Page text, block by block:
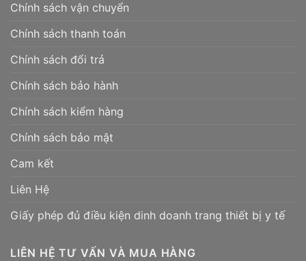
Chính sách vận chuyển
Chính sách thanh toán
Chính sách đổi trả
Chính sách bảo hành
Chính sách kiểm hàng
Chính sách bảo mật
Cam kết
Liên Hệ
Giấy phép đủ điều kiện dinh doanh trang thiết bị y tế
LIÊN HỆ TƯ VẤN VÀ MUA HÀNG